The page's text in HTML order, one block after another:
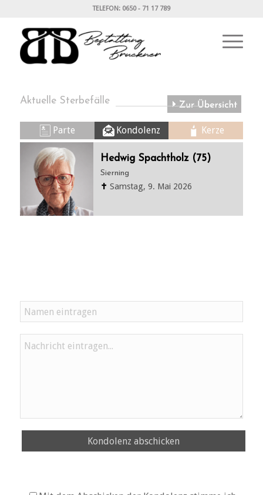
TELEFON: 0650 - 71 17 789
Aktuelle Sterbefälle
Parte Kondolenz Kerze
Hedwig Spachtholz (75)
Sierning
✝Samstag, 9. Mai 2026
Kondolenz abschicken